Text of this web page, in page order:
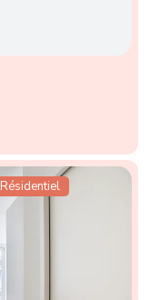
Résidentiel